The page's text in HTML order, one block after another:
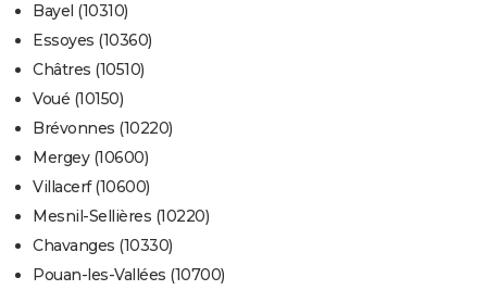
Bayel (10310)
Essoyes (10360)
Châtres (10510)
Voué (10150)
Brévonnes (10220)
Mergey (10600)
Villacerf (10600)
Mesnil-Sellières (10220)
Chavanges (10330)
Pouan-les-Vallées (10700)